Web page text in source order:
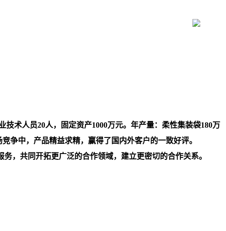
术人员20人，固定资产1000万元。年产量：柔性集装袋180万
争中，产品精益求精，赢得了国内外客户的一致好评。
共同开拓更广泛的合作领域，建立更密切的合作关系。